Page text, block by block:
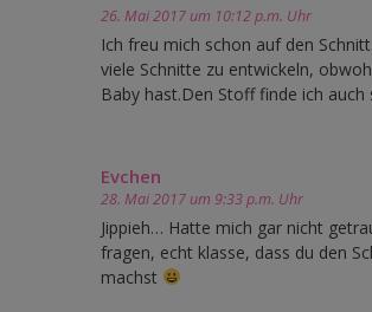
26. Mai 2017 um 10:12 p.m. Uhr
Ich freu mich schon auf den
viele Schnitte zu entwickeln,
Baby hast.Den Stoff finde ich auch
Evchen
28. Mai 2017 um 9:33 p.m. Uhr
Jippieh… Hatte mich gar nicht
fragen, echt klasse, dass du den
machst